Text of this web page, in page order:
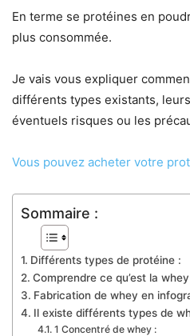
En terme se protéines en
plus consommée.
Je vais vous expliquer
différents types existants,
éventuels risques ou les
Vous pouvez acheter votre
Sommaire :
Différents types de protéine :
Comprendre ce qu’est la whey
Fabrication de whey en
Il existe différents types de
1 Concentré de whey :